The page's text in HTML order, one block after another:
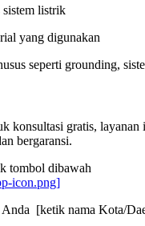
listrik
yang digunakan
seperti grounding,
konsultasi gratis, layanan
bergaransi.
tombol dibawah
[ketik nama Kota/